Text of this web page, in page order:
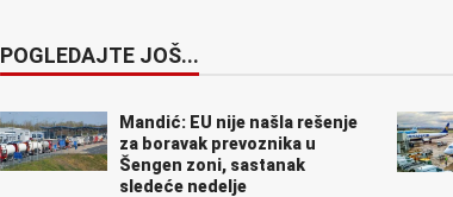
POGLEDAJTE JOŠ...
Mandić: EU nije našla rešenje
za boravak prevoznika u
Šengen zoni, sastanak
sledeće nedelje